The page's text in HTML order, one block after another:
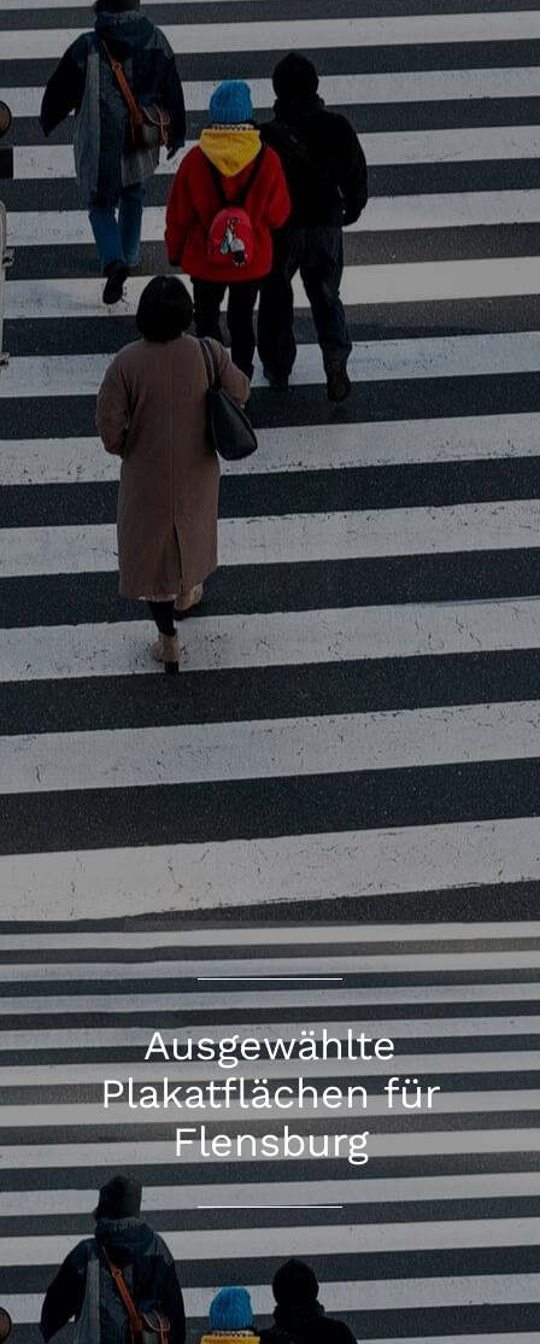
Ausgewählte
Plakatflächen für
Flensburg